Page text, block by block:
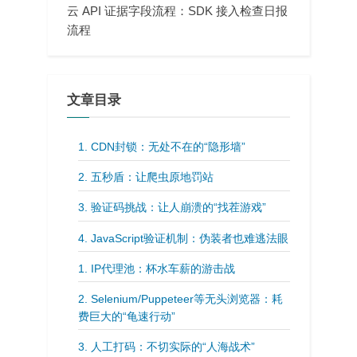
云 API 证据字段流程：SDK 接入检查日报
流程
文章目录
1. CDN封锁：无处不在的“隐形墙”
2. 五秒盾：让爬虫原地罚站
3. 验证码挑战：让人崩溃的“找茬游戏”
4. JavaScript验证机制：伪装者也难逃法眼
1. IP代理池：杯水车薪的游击战
2. Selenium/Puppeteer等无头浏览器：耗
费巨大的“龟速行动”
3. 人工打码：不切实际的“人海战术”